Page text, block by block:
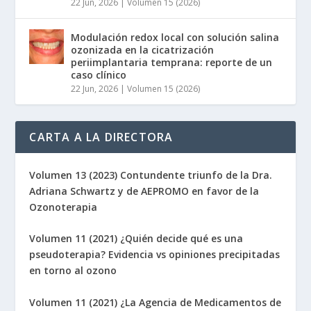
22 Jun, 2026 |Volumen 15 (2026)
Modulación redox local con solución salina
ozonizada en la cicatrización
periimplantaria temprana: reporte de un
caso clínico
22 Jun, 2026 |Volumen 15 (2026)
CARTA A LA DIRECTORA
Volumen 13 (2023) Contundente triunfo de la Dra.
Adriana Schwartz y de AEPROMO en favor de la
Ozonoterapia
Volumen 11 (2021) ¿Quién decide qué es una
pseudoterapia? Evidencia vs opiniones precipitadas
en torno al ozono
Volumen 11 (2021) ¿La Agencia de Medicamentos de